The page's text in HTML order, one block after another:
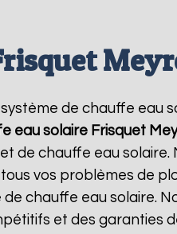
de chauffe eau
eau solaire Frisquet
de chauffe eau
vos problèmes de
chauffe eau solaire.
et des garanties